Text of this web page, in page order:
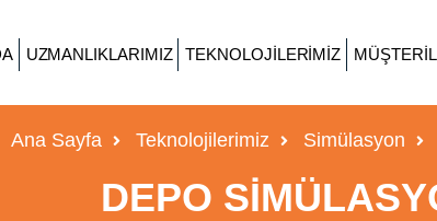
UZMANLIKLARIMIZ TEKNOLOJILERIMIZ
Ana Sayfa Teknolojilerimiz Simülasyon
DEPO